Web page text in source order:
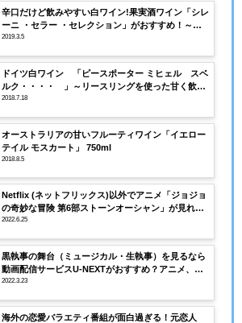
辛口だけど飲みやすい白ワイン!果実酒ワイン「シレ
ーニ ・セラー ・セレクション」がおすすめ！～ソ
ーヴィニヨンブラン
2019.3.5
ドイツ白ワイン 「ピースポーター ミヒェル スベ
ルク・・・・ 」～リースリングを使った甘く飲み
やすい白ワイン
2018.7.18
オーストラリアの甘いフルーティワイン「イエロー
テイル モスカート」 750ml
2018.8.5
Netflix (ネットフリックス)以外でアニメ「ジョジョ
の奇妙な冒険 第6部ストーンオーシャン」が見れる
動画配信サービス（VOD）は？有料？無料？DVDレ
2022.6.25
黒執事の舞台（ミュージカル・生執事）を見るなら
動画配信サービスU-NEXTがおすすめ？アニメ、劇
場版、は？
2022.3.23
海外の恋愛バラエティ番組が面白過ぎる！元恋人